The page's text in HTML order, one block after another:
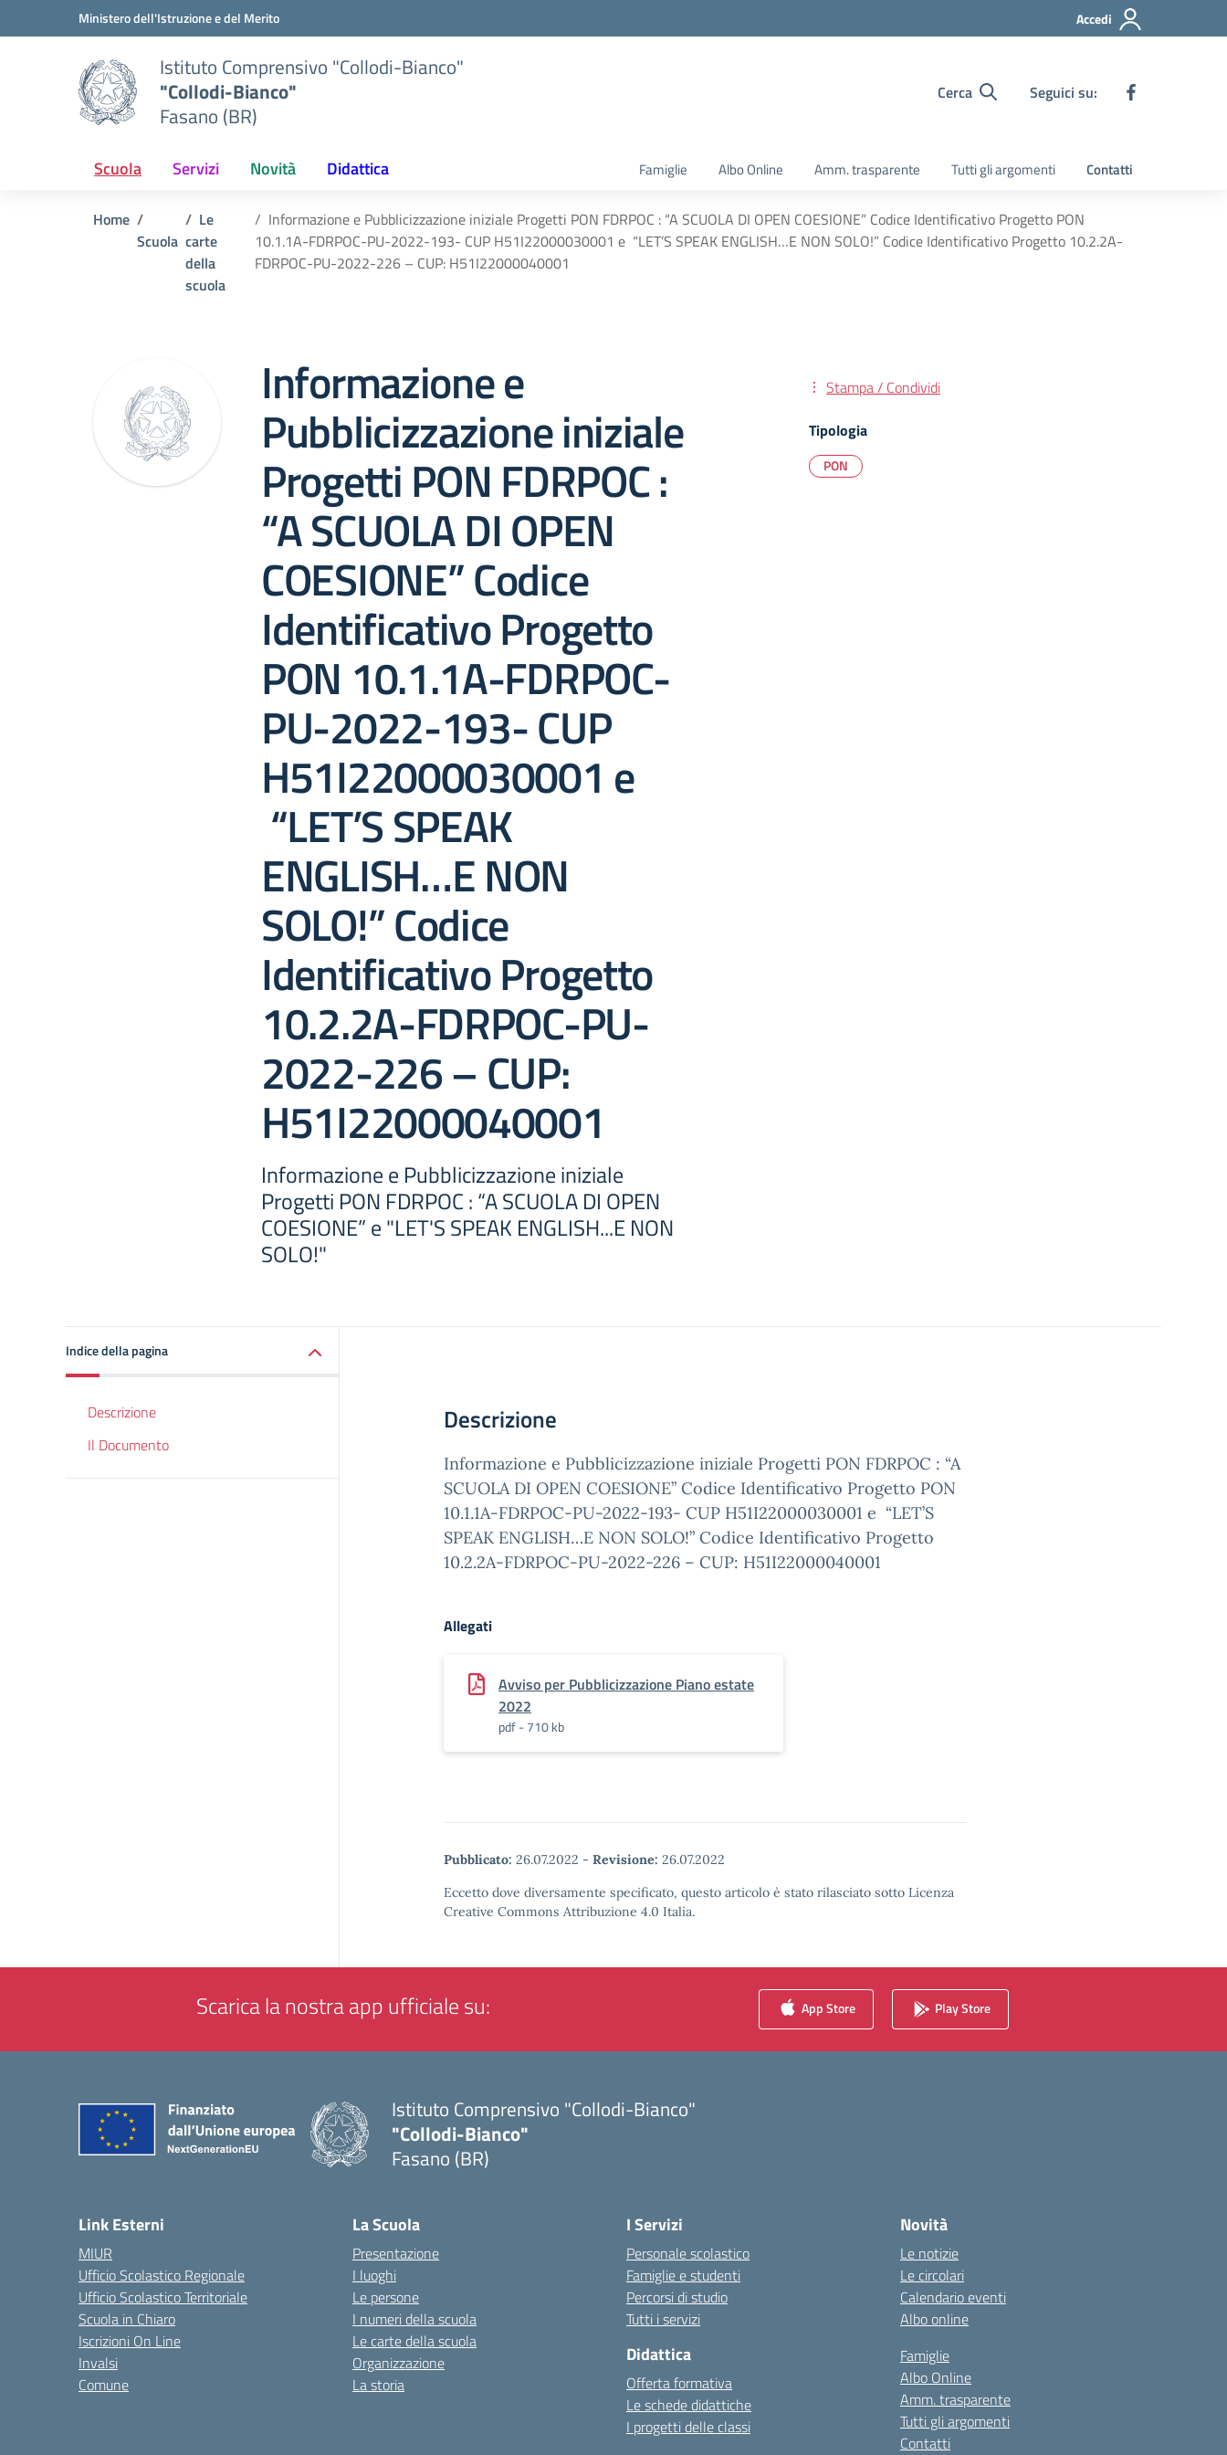
Vai ai contenuti
Vai al menu di navigazioneMinistero dell'Istruzione e del Merito Accedi
Istituto Comprensivo "Collodi-Bianco"
"Collodi-Bianco"
Fasano (BR)
Cerca Seguici su:
Scuola Servizi Novità Didattica Famiglie Albo Online Amm. trasparente Tutti gli argomenti Contatti
Home
Scuola
Le
carte
della
scuola
Informazione e Pubblicizzazione iniziale Progetti PON FDRPOC : “A SCUOLA DI OPEN COESIONE” Codice Identificativo Progetto PON
10.1.1A-FDRPOC-PU-2022-193- CUP H51I22000030001 e “LET’S SPEAK ENGLISH…E NON SOLO!” Codice Identificativo Progetto 10.2.2A-
FDRPOC-PU-2022-226 – CUP: H51I22000040001
Informazione e
Pubblicizzazione iniziale
Progetti PON FDRPOC :
“A SCUOLA DI OPEN
COESIONE” Codice
Identificativo Progetto
PON 10.1.1A-FDRPOC-
PU-2022-193- CUP
H51I22000030001 e
“LET’S SPEAK
ENGLISH…E NON
SOLO!” Codice
Identificativo Progetto
10.2.2A-FDRPOC-PU-
2022-226 – CUP:
H51I22000040001
Informazione e Pubblicizzazione iniziale
Progetti PON FDRPOC : “A SCUOLA DI OPEN
COESIONE” e "LET'S SPEAK ENGLISH...E NON
SOLO!"
Stampa / Condividi
Tipologia
PON
Indice della pagina
Descrizione
Il Documento
Descrizione
Informazione e Pubblicizzazione iniziale Progetti PON FDRPOC : “A
SCUOLA DI OPEN COESIONE” Codice Identificativo Progetto PON
10.1.1A-FDRPOC-PU-2022-193- CUP H51I22000030001 e “LET’S
SPEAK ENGLISH…E NON SOLO!” Codice Identificativo Progetto
10.2.2A-FDRPOC-PU-2022-226 – CUP: H51I22000040001
Allegati
Avviso per Pubblicizzazione Piano estate
2022
pdf - 710 kb
Pubblicato: 26.07.2022 - Revisione: 26.07.2022
Eccetto dove diversamente specificato, questo articolo è stato rilasciato sotto Licenza
Creative Commons Attribuzione 4.0 Italia.
Scarica la nostra app ufficiale su: App Store Play Store
Istituto Comprensivo "Collodi-Bianco"
"Collodi-Bianco"
Fasano (BR)
Link Esterni
MIUR
Ufficio Scolastico Regionale
Ufficio Scolastico Territoriale
Scuola in Chiaro
Iscrizioni On Line
Invalsi
Comune
La Scuola
Presentazione
I luoghi
Le persone
I numeri della scuola
Le carte della scuola
Organizzazione
La storia
I Servizi
Personale scolastico
Famiglie e studenti
Percorsi di studio
Tutti i servizi
Didattica
Offerta formativa
Le schede didattiche
I progetti delle classi
Novità
Le notizie
Le circolari
Calendario eventi
Albo online
Famiglie
Albo Online
Amm. trasparente
Tutti gli argomenti
Contatti